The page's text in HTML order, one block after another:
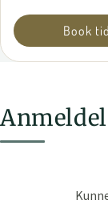
Book tid